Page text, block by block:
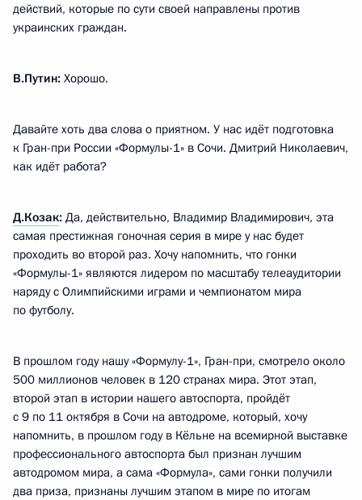
действий, которые по сути своей направлены против
украинских граждан.
В.Путин: Хорошо.
Давайте хоть два слова о приятном. У нас идёт подготовка
к Гран-при России «Формулы-1» в Сочи. Дмитрий Николаевич,
как идёт работа?
Д.Козак: Да, действительно, Владимир Владимирович, эта
самая престижная гоночная серия в мире у нас будет
проходить во второй раз. Хочу напомнить, что гонки
«Формулы-1» являются лидером по масштабу телеаудитории
наряду с Олимпийскими играми и чемпионатом мира
по футболу.
В прошлом году нашу «Формулу-1», Гран-при, смотрело около
500 миллионов человек в 120 странах мира. Этот этап,
второй этап в истории нашего автоспорта, пройдёт
с 9 по 11 октября в Сочи на автодроме, который, хочу
напомнить, в прошлом году в Кёльне на всемирной выставке
профессионального автоспорта был признан лучшим
автодромом мира, а сама «Формула», сами гонки получили
два приза, признаны лучшим этапом в мире по итогам